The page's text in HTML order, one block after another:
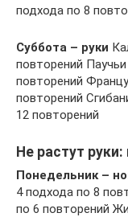
подхода по 8
Суббота – руки
повторений
повторений
повторений
12 повторений
Не растут
Понедельник –
4 подхода по 8
по 6 повторений